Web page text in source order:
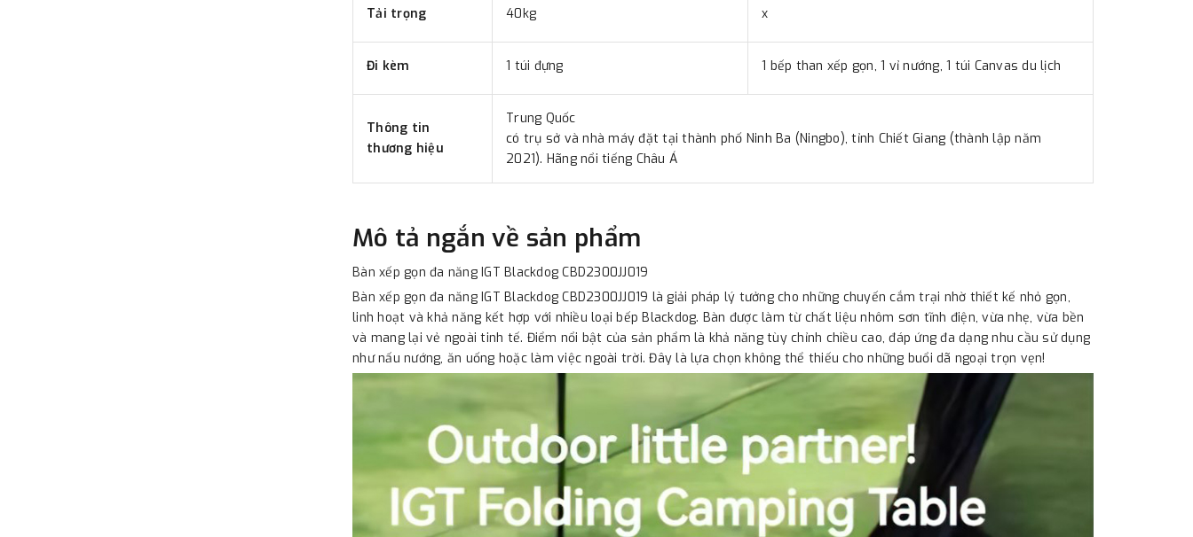
Tải trọng 40kg x
Đi kèm 1 túi đựng 1 bếp than xếp gọn, 1 vỉ nướng, 1 túi Canvas du lịch
Thông tin
thương hiệu
Trung Quốc
có trụ sở và nhà máy đặt tại thành phố Ninh Ba (Ningbo), tỉnh Chiết Giang (thành lập năm
2021). Hãng nổi tiếng Châu Á
Mô tả ngắn về sản phẩm
Bàn xếp gọn đa năng IGT Blackdog CBD2300JJ019
Bàn xếp gọn đa năng IGT Blackdog CBD2300JJ019 là giải pháp lý tưởng cho những chuyến cắm trại nhờ thiết kế nhỏ gọn,
linh hoạt và khả năng kết hợp với nhiều loại bếp Blackdog. Bàn được làm từ chất liệu nhôm sơn tĩnh điện, vừa nhẹ, vừa bền
và mang lại vẻ ngoài tinh tế. Điểm nổi bật của sản phẩm là khả năng tùy chỉnh chiều cao, đáp ứng đa dạng nhu cầu sử dụng
như nấu nướng, ăn uống hoặc làm việc ngoài trời. Đây là lựa chọn không thể thiếu cho những buổi dã ngoại trọn vẹn!